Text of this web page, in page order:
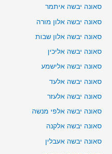
סאונה יבשה איתמר
סאונה יבשה אלון מורה
סאונה יבשה אלון שבות
סאונה יבשה אליכין
סאונה יבשה אלישמע
סאונה יבשה אלעד
סאונה יבשה אלעזר
סאונה יבשה אלפי מנשה
סאונה יבשה אלקנה
סאונה יבשה אעבלין